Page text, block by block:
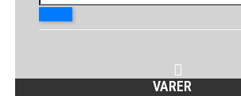
VARER